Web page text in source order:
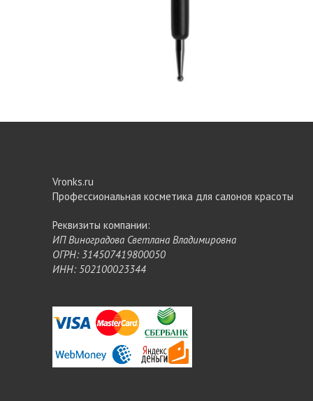
Vronks.ru
Профессиональная косметика для салонов красоты
Реквизиты компании:
ИП Виноградова Светлана Владимировна
ОГРН: 314507419800050
ИНН: 502100023344